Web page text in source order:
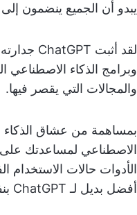
يبدو أن الجميع ينضمون
وبرامج الذكاء الاصطناعي
والمجالات التي يقصر فيها.
بمساهمة من عشاق الذكاء
الاصطناعي لمساعدتك
الأدوات حالات الاستخدام
أفضل بديل لـ ChatGPT بنفسك.